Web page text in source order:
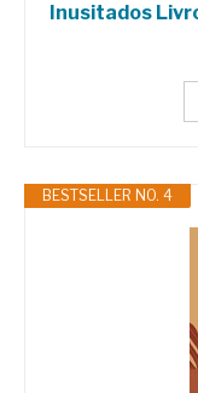
Inusitados
BESTSELLER NO. 4